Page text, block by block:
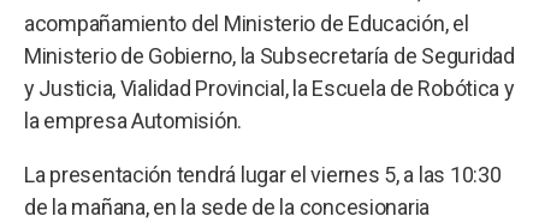
acompañamiento del Ministerio de Educación, el
Ministerio de Gobierno, la Subsecretaría de Seguridad
y Justicia, Vialidad Provincial, la Escuela de Robótica y
la empresa Automisión.
La presentación tendrá lugar el viernes 5, a las 10:30
de la mañana, en la sede de la concesionaria